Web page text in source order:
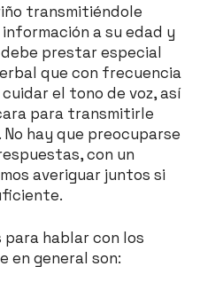
transmitiéndole
a su edad y
prestar especial
que con frecuencia
el tono de voz, así
para transmitirle
hay que preocuparse
con un
averiguar juntos si
hablar con los
en general son: